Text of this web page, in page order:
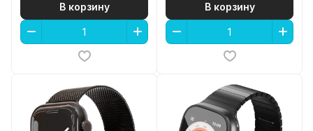
В корзину В корзину